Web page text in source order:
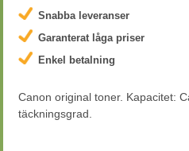
Snabba leveranser
Garanterat låga priser
Enkel betalning
Canon original toner. Kapacitet:
täckningsgrad.